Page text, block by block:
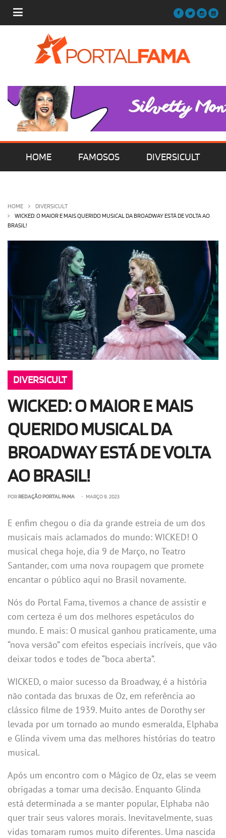
HOME FAMOSOS DIVERSICULT
OLHA ISSO! EU QUERO!
HOME
DIVERSICULT
WICKED: O MAIOR E MAIS QUERIDO MUSICAL DA BROADWAY ESTÁ DE VOLTA AO
BRASIL!
DIVERSICULT
WICKED: O MAIOR E MAIS
QUERIDO MUSICAL DA
BROADWAY ESTÁ DE VOLTA
AO BRASIL!
POR REDAÇÃO PORTAL FAMA • MARÇO 9, 2023
E enfim chegou o dia da grande estreia de um dos
musicais mais aclamados do mundo: WICKED! O
musical chega hoje, dia 9 de Março, no Teatro
Santander, com uma nova roupagem que promete
encantar o público aqui no Brasil novamente.
Nós do Portal Fama, tivemos a chance de assistir e
com certeza é um dos melhores espetáculos do
mundo. E mais: O musical ganhou praticamente, uma
“nova versão” com efeitos especiais incríveis, que vão
deixar todos e todes de “boca aberta”.
WICKED, o maior sucesso da Broadway, é a história
não contada das bruxas de Oz, em referência ao
clássico filme de 1939. Muito antes de Dorothy ser
levada por um tornado ao mundo esmeralda, Elphaba
e Glinda vivem uma das melhores histórias do teatro
musical.
Após um encontro com o Mágico de Oz, elas se veem
obrigadas a tomar uma decisão. Enquanto Glinda
está determinada a se manter popular, Elphaba não
quer trair seus valores morais. Inevitavelmente, suas
vidas tomaram rumos muito diferentes. Uma nascida